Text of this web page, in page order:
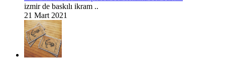
izmir de baskılı ikram ..
21 Mart 2021